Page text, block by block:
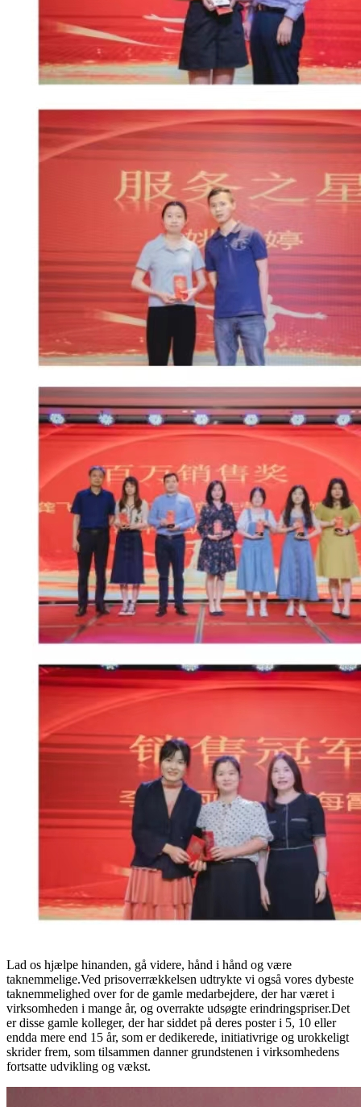
Lad os hjælpe hinanden, gå videre, hånd i hånd og være
taknemmelige.Ved prisoverrækkelsen udtrykte vi også vores dybeste
taknemmelighed over for de gamle medarbejdere, der har været i
virksomheden i mange år, og overrakte udsøgte erindringspriser.Det
er disse gamle kolleger, der har siddet på deres poster i 5, 10 eller
endda mere end 15 år, som er dedikerede, initiativrige og urokkeligt
skrider frem, som tilsammen danner grundstenen i virksomhedens
fortsatte udvikling og vækst.